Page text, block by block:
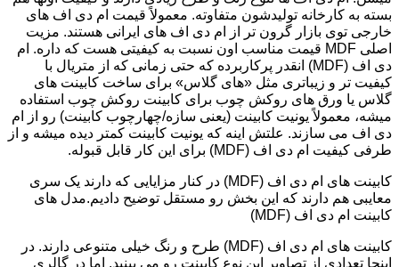
بسته به کارخانه تولیدشون متفاوته. معمولاً قیمت ام دی اف های
خارجی توی بازار گرون تر از ام دی اف های ایرانی هستند. مزیت
اصلی MDF قیمت مناسب اون نسبت به کیفیتی هست که داره. ام
دی اف (MDF) انقدر پرکاربرده که حتی زمانی که از متریال با
کیفیت تر و زیباتری مثل «های گلاس» برای ساخت کابینت های
گلاس یا ورق های روکش چوب برای کابینت روکش چوب استفاده
میشه، معمولاً یونیت کابینت (یعنی سازه/چهارچوب کابینت) رو از ام
دی اف می سازند. علتش اینه که یونیت کابینت کمتر دیده میشه و از
طرفی کیفیت ام دی اف (MDF) برای این کار قابل قبوله.
کابینت های ام دی اف (MDF) در کنار مزایایی که دارند یک سری
معایبی هم دارند که این بخش رو مستقل توضیح دادیم.مدل های
کابینت ام دی اف (MDF)
کابینت های ام دی اف (MDF) طرح و رنگ خیلی متنوعی دارند. در
اینجا تعدادی از تصاویر این نوع کابینت رو می بینید. اما در گالری